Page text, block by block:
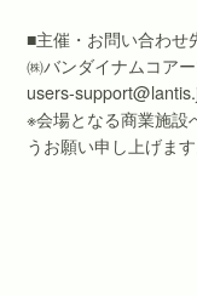
■主催・お問い合わせ
㈱バンダイナムコア
users-
※会場となる商業施設
うお願い申し上げます